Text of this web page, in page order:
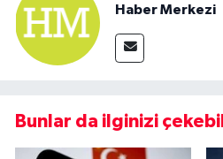
Haber Merkezi
Bunlar da ilginizi